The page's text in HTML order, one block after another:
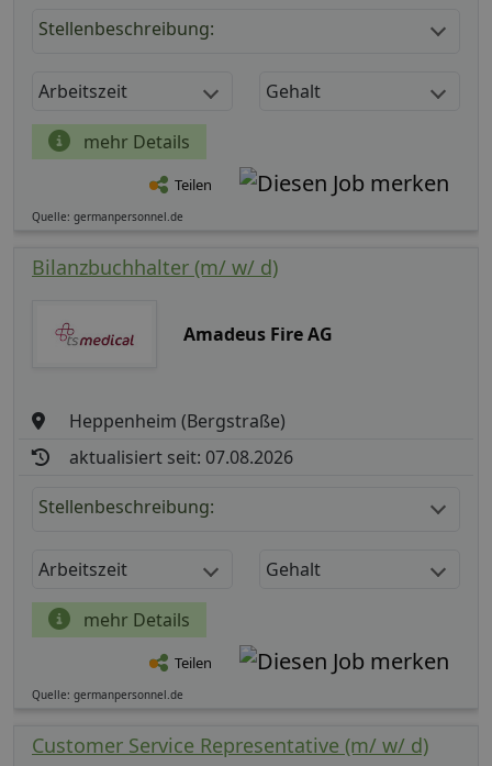
Stellenbeschreibung:
Arbeitszeit Gehalt
mehr Details
Teilen
Quelle: germanpersonnel.de
Bilanzbuchhalter (m/ w/ d)
Amadeus Fire AG
Heppenheim (Bergstraße)
aktualisiert seit: 07.08.2026
Stellenbeschreibung:
Arbeitszeit Gehalt
mehr Details
Teilen
Quelle: germanpersonnel.de
Customer Service Representative (m/ w/ d)